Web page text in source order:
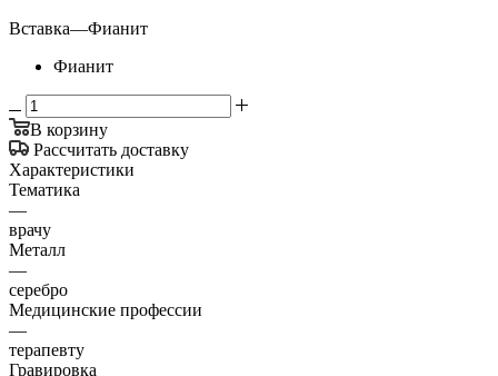
Вставка—Фианит
Фианит
В корзину
Рассчитать доставку
Характеристики
Тематика
—
врачу
Металл
—
серебро
Медицинские профессии
—
терапевту
Гравировка